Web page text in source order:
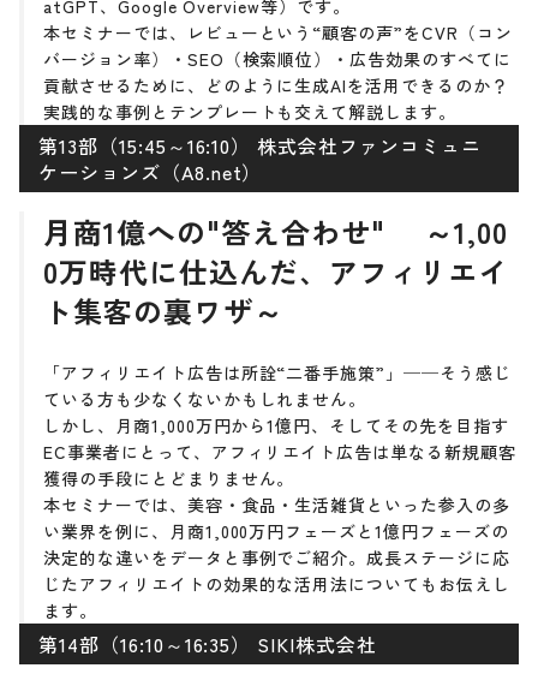
atGPT、Google Overview等）です。
本セミナーでは、レビューという“顧客の声”をCVR（コン
バージョン率）・SEO（検索順位）・広告効果のすべてに
貢献させるために、どのように生成AIを活用できるのか？
実践的な事例とテンプレートも交えて解説します。
第13部（15:45～16:10） 株式会社ファンコミュニ
ケーションズ（A8.net）
月商1億への"答え合わせ" ～1,00
0万時代に仕込んだ、アフィリエイ
ト集客の裏ワザ～
「アフィリエイト広告は所詮“二番手施策”」──そう感じ
ている方も少なくないかもしれません。
しかし、月商1,000万円から1億円、そしてその先を目指す
EC事業者にとって、アフィリエイト広告は単なる新規顧客
獲得の手段にとどまりません。
本セミナーでは、美容・食品・生活雑貨といった参入の多
い業界を例に、月商1,000万円フェーズと1億円フェーズの
決定的な違いをデータと事例でご紹介。成長ステージに応
じたアフィリエイトの効果的な活用法についてもお伝えし
ます。
第14部（16:10～16:35） SIKI株式会社